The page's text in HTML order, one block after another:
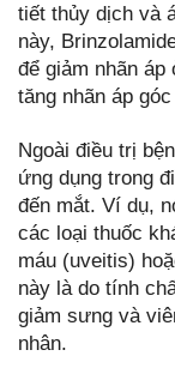
tiết thủy dịch và
này,
để giảm nhãn áp
tăng nhãn áp
Ngoài điều trị
ứng dụng trong
đến mắt. Ví dụ,
các loại thuốc
máu (uveitis)
này là do tính
giảm sưng và
nhân.